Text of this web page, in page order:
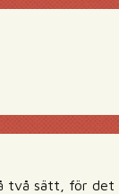
två sätt, för